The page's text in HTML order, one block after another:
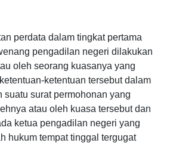
perdata dalam tingkat pertama
pengadilan negeri dilakukan
oleh seorang kuasanya yang
ketentuan tersebut dalam
suatu surat permohonan yang
atau oleh kuasa tersebut dan
ketua pengadilan negeri yang
hukum tempat tinggal tergugat